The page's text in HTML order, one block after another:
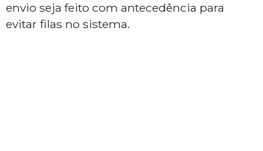
envio seja feito com antecedência para
evitar filas no sistema.